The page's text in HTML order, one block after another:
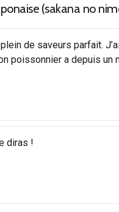
(sakana no
de saveurs parfait.
poissonnier a depuis un
diras !